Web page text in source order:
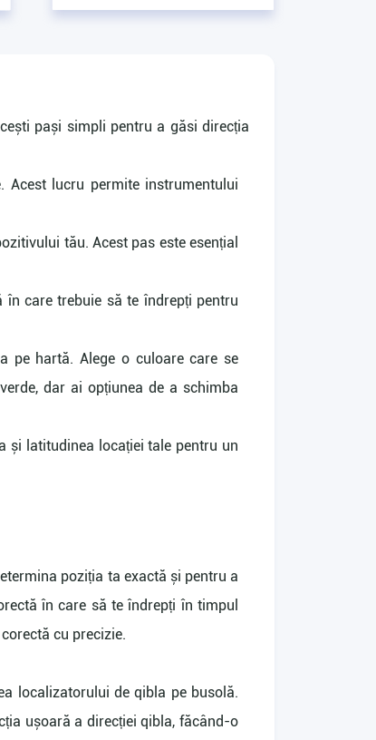
pași simpli pentru a găsi direcția
lucru permite instrumentului
tău. Acest pas este esențial
care trebuie să te îndrepți pentru
pe hartă. Alege o culoare care se
dar ai opțiunea de a schimba
și latitudinea locației tale pentru un
poziția ta exactă și pentru a
în care să te îndrepți în timpul
cu precizie.
localizatorului de qibla pe busolă.
ușoară a direcției qibla, făcând-o